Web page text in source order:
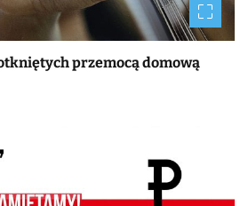
przemocą domową